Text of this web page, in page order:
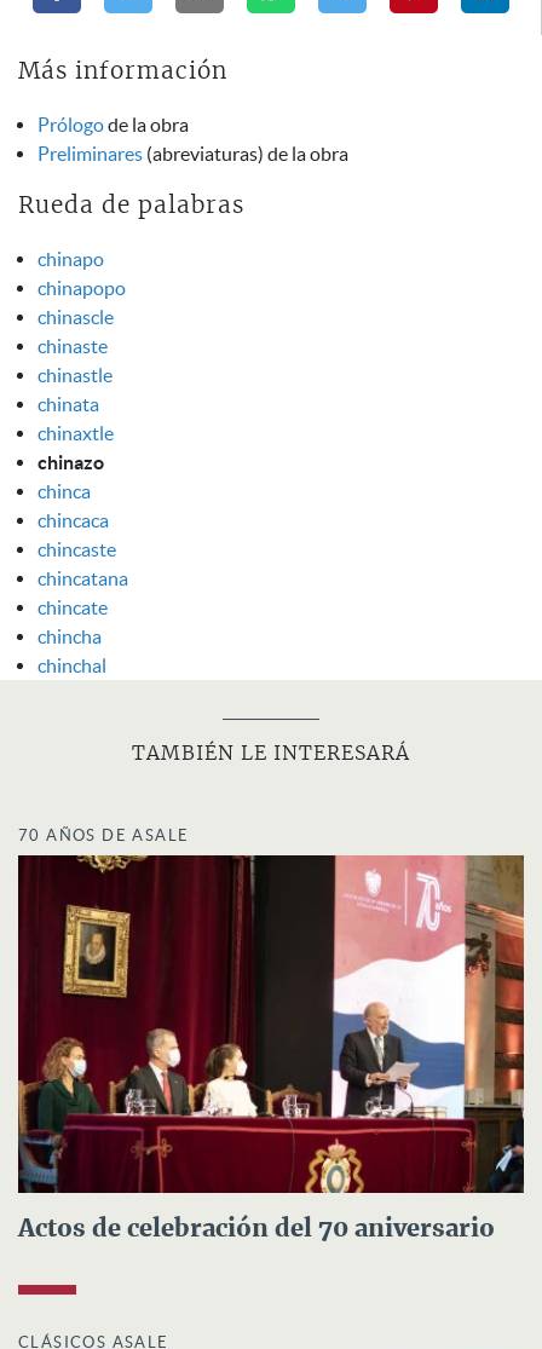
Más información
Prólogode la obra
Preliminares (abreviaturas) de la obra
Rueda de palabras
chinapo
chinapopo
chinascle
chinaste
chinastle
chinata
chinaxtle
chinazo
chinca
chincaca
chincaste
chincatana
chincate
chincha
chinchal
TAMBIÉN LE INTERESARÁ
70 AÑOS DE ASALE
Actos de celebración del 70 aniversario
CLÁSICOS ASALE